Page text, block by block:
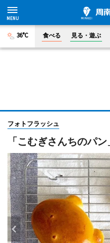
36°C 食べる 見る・遊ぶ
フォトフラッシュ
「こむぎさんちのパ